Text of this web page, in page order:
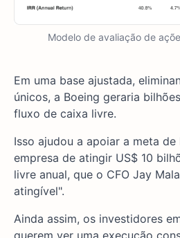
Modelo de avaliação de
Em uma base ajustada,
únicos, a Boeing geraria
fluxo de caixa livre.
Isso ajudou a apoiar a meta
empresa de atingir US$ 10
livre anual, que o CFO Jay
atingível".
Ainda assim, os investidores
querem ver uma execução